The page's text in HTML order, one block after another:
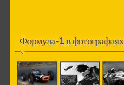
Формула-1 в фотографиях